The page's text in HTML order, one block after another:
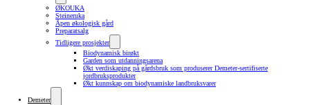
ØKOUKA
Steineruka
Åpen økologisk gård
Preparatsalg
Tidligere prosjekter
Biodynamisk birøkt
Garden som utdanningsarena
Økt verdiskaping på gårdsbruk som produserer Demeter-sertifiserte
jordbruksprodukter
Økt kunnskap om biodynamiske landbruksvarer
Demeter